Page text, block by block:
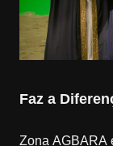
Faz a
Zona AGBARA